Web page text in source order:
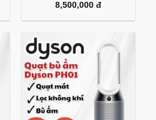
8,500,000 đ